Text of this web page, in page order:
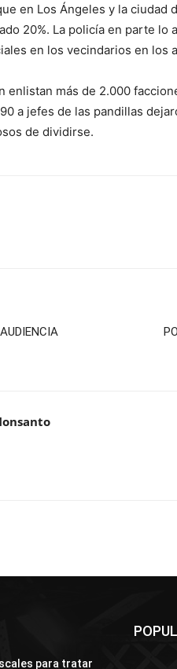
en Los Ángeles y la ciudad
20%. La policía en parte lo
en los vecindarios en los
enlistan más de 2.000
a jefes de las pandillas
de dividirse.
para tratar